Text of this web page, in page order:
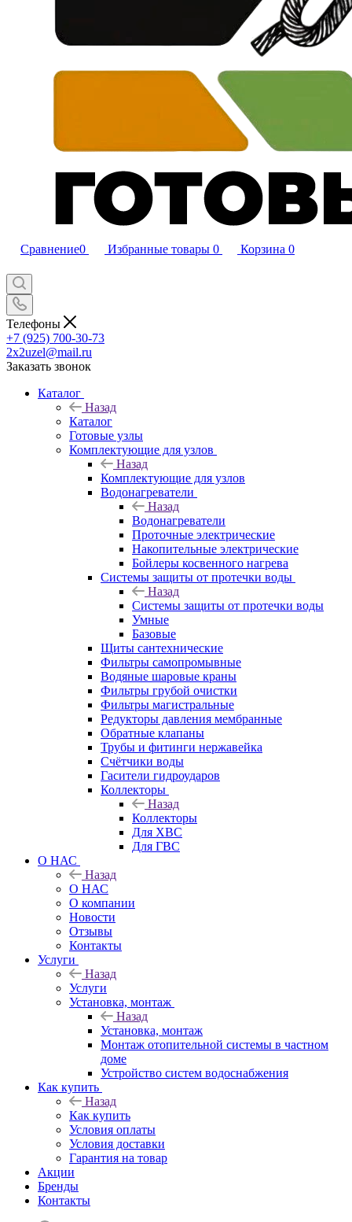
Сравнение0 Избранные товары 0 Корзина 0
Телефоны
+7 (925) 700-30-73
2x2uzel@mail.ru
Заказать звонок
Каталог
Назад
Каталог
Готовые узлы
Комплектующие для узлов
Назад
Комплектующие для узлов
Водонагреватели
Назад
Водонагреватели
Проточные электрические
Накопительные электрические
Бойлеры косвенного нагрева
Системы защиты от протечки воды
Назад
Системы защиты от протечки воды
Умные
Базовые
Щиты сантехнические
Фильтры самопромывные
Водяные шаровые краны
Фильтры грубой очистки
Фильтры магистральные
Редукторы давления мембранные
Обратные клапаны
Трубы и фитинги нержавейка
Счётчики воды
Гасители гидроударов
Коллекторы
Назад
Коллекторы
Для ХВС
Для ГВС
О НАС
Назад
О НАС
О компании
Новости
Отзывы
Контакты
Услуги
Назад
Услуги
Установка, монтаж
Назад
Установка, монтаж
Монтаж отопительной системы в частном
доме
Устройство систем водоснабжения
Как купить
Назад
Как купить
Условия оплаты
Условия доставки
Гарантия на товар
Акции
Бренды
Контакты